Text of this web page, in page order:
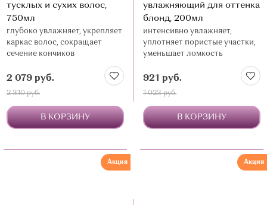
тусклых и сухих волос,
750мл
глубоко увлажняет, укрепляет
каркас волос, сокращает
сечение кончиков
2 079 руб.
2 310 руб.
В КОРЗИНУ
увлажняющий для оттенка
блонд, 200мл
интенсивно увлажняет,
уплотняет пористые участки,
уменьшает ломкость
921 руб.
1 023 руб.
В КОРЗИНУ
Акция Акция